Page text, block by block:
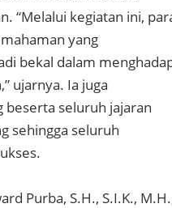
“Melalui kegiatan ini,
yang
bekal dalam
ujarnya. Ia juga
beserta seluruh jajaran
sehingga seluruh
Purba, S.H., S.I.K.,